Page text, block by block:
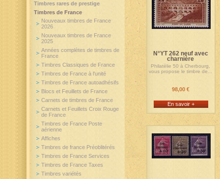
N°YT 262 neuf avec
charnière
Philatélie 50 à Cherbourg,
vous propose le timbre de...
98,00 €
En savoir +
Timbres rares de prestige
Timbres de France
Nouveaux timbres de France
2026
Nouveaux timbres de France
2025
Années complètes de timbres de
France
Timbres Classiques de France
Timbres de France à l'unité
Timbres de France autoadhésifs
Blocs et Feuillets de France
Carnets de timbres de France
Carnets et Feuillets Croix Rouge
de France
Timbres de France Poste
aérienne
Affiches
Timbres de france Préoblitérés
Timbres de France Services
Timbres de France Taxes
Timbres variétés